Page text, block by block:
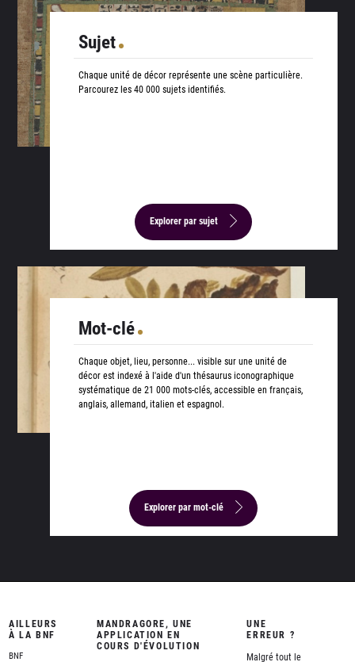
Sujet
Chaque unité de décor représente une scène particulière.
Parcourez les 40 000 sujets identifiés.
Explorer par sujet
Mot-clé
Chaque objet, lieu, personne... visible sur une unité de
décor est indexé à l'aide d'un thésaurus iconographique
systématique de 21 000 mots-clés, accessible en français,
anglais, allemand, italien et espagnol.
Explorer par mot-clé
AILLEURS
À LA BNF
BNF
MANDRAGORE, UNE
APPLICATION EN
COURS D'ÉVOLUTION
UNE
ERREUR ?
Malgré tout le